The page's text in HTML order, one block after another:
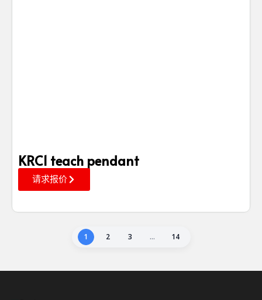
KRC1 teach pendant
请求报价
1 2 3 … 14